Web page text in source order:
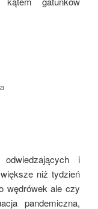
i
niż tydzień
wędrówek ale czy
pandemiczna,